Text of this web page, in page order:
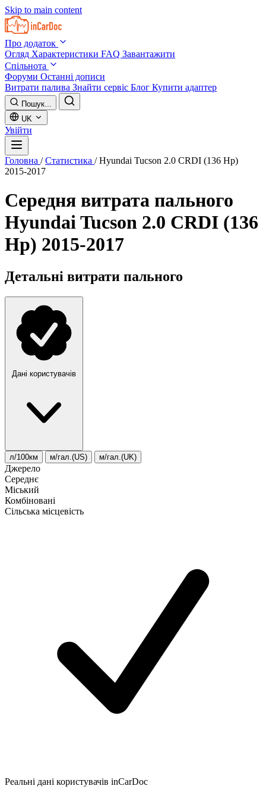
Skip to main content
Про додаток
Огляд Характеристики FAQ Завантажити
Спільнота
Форуми Останні дописи
Витрати палива Знайти сервіс Блог Купити адаптер
Пошук...
UK
Увійти
Головна / Статистика / Hyundai Tucson 2.0 CRDI (136 Hp)
2015-2017
Середня витрата пального
Hyundai Tucson 2.0 CRDI (136
Hp) 2015-2017
Детальні витрати пального
Дані користувачів
л/100км м/гал.(US) м/гал.(UK)
Джерело
Середнє
Міський
Комбіновані
Сільська місцевість
Реальні дані користувачів inCarDoc